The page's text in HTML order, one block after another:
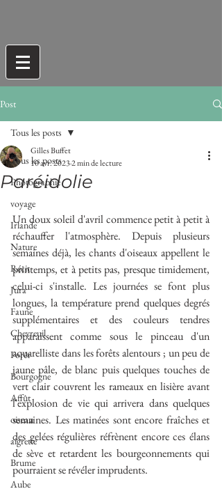
Post
Tous les posts
Photographie
voyage
Irlande
Nature
Récit
Jura
Faune
Chevreuil
Forêt
Bourgogne
Affût
oiseau
aigrette
Brume
Aube
Tous les posts
Paréidolie
Gilles Buffet
10 avr. 20232 min de lecture
Un doux soleil d'avril commence petit à petit à
réchauffer l'atmosphère. Depuis plusieurs
semaines déjà, les chants d'oiseaux appellent le
printemps, et à petits pas, presque timidement,
celui-ci s'installe. Les journées se font plus
longues, la température prend quelques degrés
supplémentaires et des couleurs tendres
apparaissent comme sous le pinceau d'un
aquarelliste dans les forêts alentours ; un peu de
jaune pâle, de blanc puis quelques touches de
vert clair couvrent les rameaux en lisière avant
l'explosion de vie qui arrivera dans quelques
semaines. Les matinées sont encore fraîches et
des gelées régulières réfrènent encore ces élans
de sève et retardent les bourgeonnements qui
pourraient se révéler imprudents.